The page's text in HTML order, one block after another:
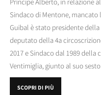
Principe Alberto, in relazione
Sindaco di Mentone,
Guibal è stato presidente
deputato della 4a
2017 e Sindaco dal 1989
Ventimiglia, giunto al suo
SCOPRI DI PIÙ